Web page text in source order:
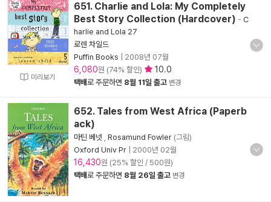
미리보기
651. Charlie and Lola: My Completely
Best Story Collection (Hardcover) - C
harlie and Lola 27
로렌 차일드
Puffin Books
2008년 07월
6,080원 (74% 할인) 10.0
택배로 주문하면 8월 11일 출고 변경
652. Tales from West Africa (Paperb
ack)
마틴 베넷 Rosamund Fowler (그림)
Oxford Univ Pr
2000년 02월
16,430원 (25% 할인 / 500원)
택배로 주문하면 8월 26일 출고 변경